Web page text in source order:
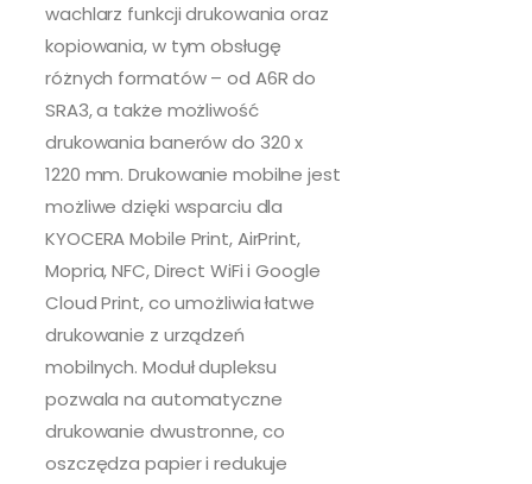
wachlarz funkcji drukowania oraz
kopiowania, w tym obsługę
różnych formatów – od A6R do
SRA3, a także możliwość
drukowania banerów do 320 x
1220 mm. Drukowanie mobilne jest
możliwe dzięki wsparciu dla
KYOCERA Mobile Print, AirPrint,
Mopria, NFC, Direct WiFi i Google
Cloud Print, co umożliwia łatwe
drukowanie z urządzeń
mobilnych. Moduł dupleksu
pozwala na automatyczne
drukowanie dwustronne, co
oszczędza papier i redukuje